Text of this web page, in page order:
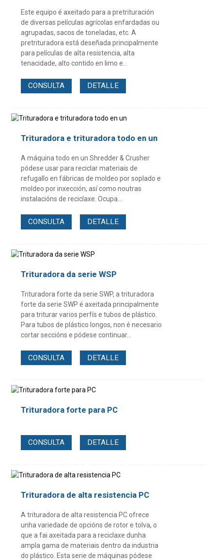
Este equipo é axeitado para a pretrituración
de diversas películas agrícolas enfardadas ou
agrupadas, sacos de toneladas, etc. A
pretrituradora está deseñada principalmente
para películas de alta resistencia, alta
tenacidade, alto contido en limo e...
CONSULTA DETALLE
Trituradora e trituradora todo en un
A máquina todo en un Shredder & Crusher
pódese usar para reciclar materiais de
refugallo en fábricas de moldeo por soplado e
moldeo por inxección, así como noutras
instalacións de reciclaxe. Ocupa...
CONSULTA DETALLE
Trituradora da serie WSP
Trituradora forte da serie SWP, a trituradora
forte da serie SWP é axeitada principalmente
para triturar varios perfís e tubos de plástico.
Para tubos de plástico longos, non é necesario
cortar seccións e pódese continuar...
CONSULTA DETALLE
Trituradora forte para PC
CONSULTA DETALLE
Trituradora de alta resistencia PC
A trituradora de alta resistencia PC ofrece
unha variedade de opcións de rotor e tolva, o
que a fai axeitada para a reciclaxe dunha
ampla gama de materiais dentro da industria
do plástico. Esta serie de máquinas pódese